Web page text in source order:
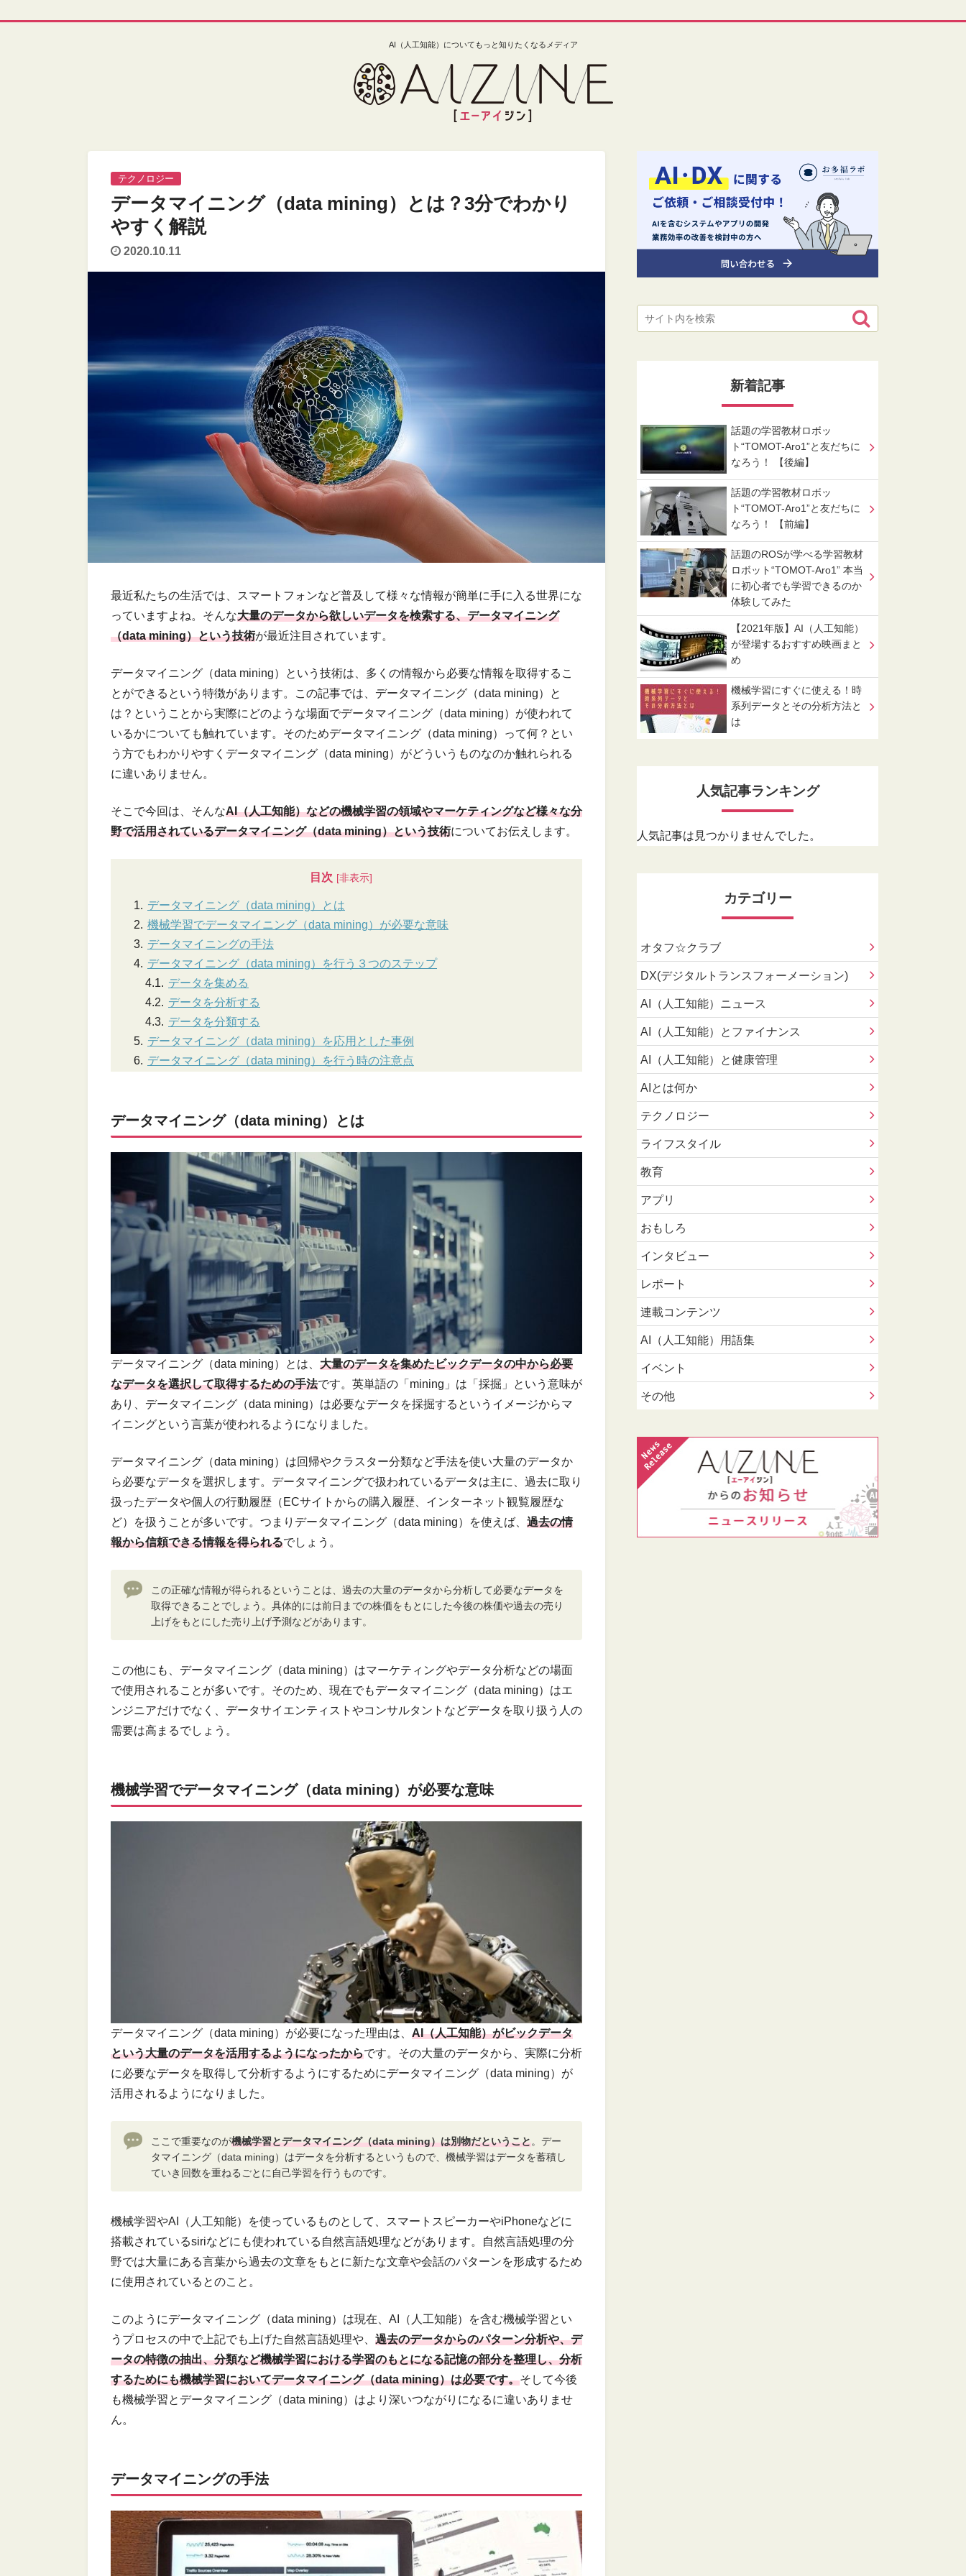
AI（人工知能）についてもっと知りたくなるメディア
テクノロジー
データマイニング（data mining）とは？3分でわかり
やすく解説
2020.10.11
最近私たちの生活では、スマートフォンなど普及して様々な情報が簡単に手に入る世界にな
っていますよね。そんな大量のデータから欲しいデータを検索する、データマイニング
（data mining）という技術が最近注目されています。
データマイニング（data mining）という技術は、多くの情報から必要な情報を取得するこ
とができるという特徴があります。この記事では、データマイニング（data mining）と
は？ということから実際にどのような場面でデータマイニング（data mining）が使われて
いるかについても触れています。そのためデータマイニング（data mining）って何？とい
う方でもわかりやすくデータマイニング（data mining）がどういうものなのか触れられる
に違いありません。
そこで今回は、そんなAI（人工知能）などの機械学習の領域やマーケティングなど様々な分
野で活用されているデータマイニング（data mining）という技術についてお伝えします。
目次
データマイニング（data mining）とは
機械学習でデータマイニング（data mining）が必要な意味
データマイニングの手法
データマイニング（data mining）を行う３つのステップ
データを集める
データを分析する
データを分類する
データマイニング（data mining）を応用とした事例
データマイニング（data mining）を行う時の注意点
データマイニング（data mining）とは
データマイニング（data mining）とは、 大量のデータを集めたビックデータの中から必要
なデータを選択して取得するための手法です。英単語の「mining」は「採掘」という意味が
あり、データマイニング（data mining）は必要なデータを採掘するというイメージからマ
イニングという言葉が使われるようになりました。
データマイニング（data mining）は回帰やクラスター分類など手法を使い大量のデータか
ら必要なデータを選択します。データマイニングで扱われているデータは主に、過去に取り
扱ったデータや個人の行動履歴（ECサイトからの購入履歴、インターネット観覧履歴な
ど）を扱うことが多いです。つまりデータマイニング（data mining）を使えば、 過去の情
報から信頼できる情報を得られるでしょう。
この正確な情報が得られるということは、過去の大量のデータから分析して必要なデータを
取得できることでしょう。具体的には前日までの株価をもとにした今後の株価や過去の売り
上げをもとにした売り上げ予測などがあります。
この他にも、データマイニング（data mining）はマーケティングやデータ分析などの場面
で使用されることが多いです。そのため、現在でもデータマイニング（data mining）はエ
ンジニアだけでなく、データサイエンティストやコンサルタントなどデータを取り扱う人の
需要は高まるでしょう。
機械学習でデータマイニング（data mining）が必要な意味
データマイニング（data mining）が必要になった理由は、 AI（人工知能）がビックデータ
という大量のデータを活用するようになったからです。その大量のデータから、実際に分析
に必要なデータを取得して分析するようにするためにデータマイニング（data mining）が
活用されるようになりました。
ここで重要なのが機械学習とデータマイニング（data mining）は別物だということ。デー
タマイニング（data mining）はデータを分析するというもので、機械学習はデータを蓄積し
ていき回数を重ねるごとに自己学習を行うものです。
機械学習やAI（人工知能）を使っているものとして、スマートスピーカーやiPhoneなどに
搭載されているsiriなどにも使われている自然言語処理などがあります。自然言語処理の分
野では大量にある言葉から過去の文章をもとに新たな文章や会話のパターンを形成するため
に使用されているとのこと。
このようにデータマイニング（data mining）は現在、AI（人工知能）を含む機械学習とい
うプロセスの中で上記でも上げた自然言語処理や、 過去のデータからのパターン分析や、デ
ータの特徴の抽出、分類など機械学習における学習のもとになる記憶の部分を整理し、分析
するためにも機械学習においてデータマイニング（data mining）は必要です。そして今後
も機械学習とデータマイニング（data mining）はより深いつながりになるに違いありませ
ん。
データマイニングの手法
新着記事
話題の学習教材ロボッ
ト“TOMOT-Aro1”と友だちに
なろう！ 【後編】
話題の学習教材ロボッ
ト“TOMOT-Aro1”と友だちに
なろう！ 【前編】
話題のROSが学べる学習教材
ロボット“TOMOT-Aro1” 本当
に初心者でも学習できるのか
体験してみた
【2021年版】AI（人工知能）
が登場するおすすめ映画まと
め
機械学習にすぐに使える！時
系列データとその分析方法と
は
人気記事ランキング
人気記事は見つかりませんでした。
カテゴリー
オタフ☆クラブ
DX(デジタルトランスフォーメーション)
AI（人工知能）ニュース
AI（人工知能）とファイナンス
AI（人工知能）と健康管理
AIとは何か
テクノロジー
ライフスタイル
教育
アプリ
おもしろ
インタビュー
レポート
連載コンテンツ
AI（人工知能）用語集
イベント
その他